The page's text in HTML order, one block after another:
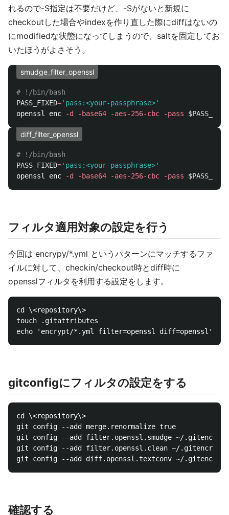
れるので-S指定は不要だけど、-Sがないと新規に
checkoutした場合やindexを作り直した際にdiffはないの
にmodifiedな状態になってしまうので、saltを固定してお
いたほうがよさそう。
smudge_filter_openssl
# !/bin/bash
PASS_FIXED='pass:<your-passphrase>'
openssl enc
-d -base64 -aes-256-cbc -pass
diff_filter_openssl
# !/bin/bash
PASS_FIXED='pass:<your-passphrase>'
openssl enc
-d -base64 -aes-256-cbc -pass
フィルタ適用対象の設定を行う
今回は encrypy/*.yml というパターンにマッチするファ
イルに対して、checkin/checkout時とdiff時に
opensslフィルタを利用する設定をします。
cd \<repository\>
touch .gitattributes
gitconfigにフィルタの設定をする
cd \<repository\>
git config --add merge.renormalize true
git config --add filter.openssl.smudge ~/
git config --add filter.openssl.clean ~/
確認する